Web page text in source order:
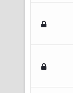
- 0 de 5 em média
45
- 0 de 5 em média
45